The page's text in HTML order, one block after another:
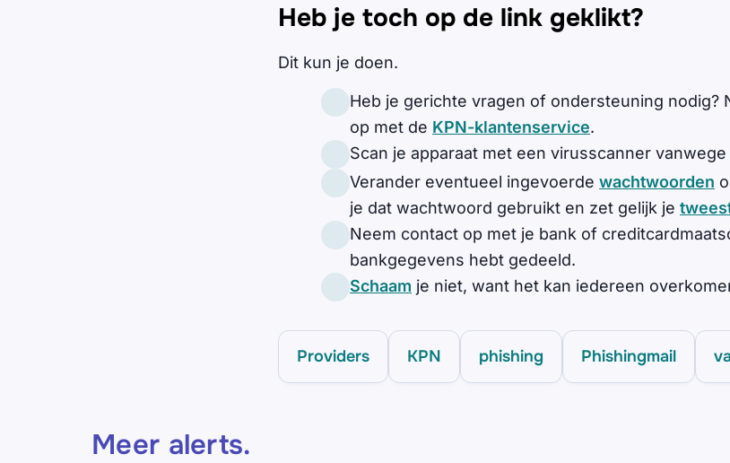
Heb je toch op de link geklikt?
Dit kun je doen.
Heb je gerichte vragen of ondersteuning nodig?
op met de KPN-klantenservice.
Scan je apparaat met een virusscanner
Verander eventueel ingevoerde wachtwoorden
je dat wachtwoord gebruikt en zet gelijk je
Neem contact op met je bank of
bankgegevens hebt gedeeld.
Schaam je niet, want het kan iedereen
Providers KPN phishing Phishingmail
Meer alerts.